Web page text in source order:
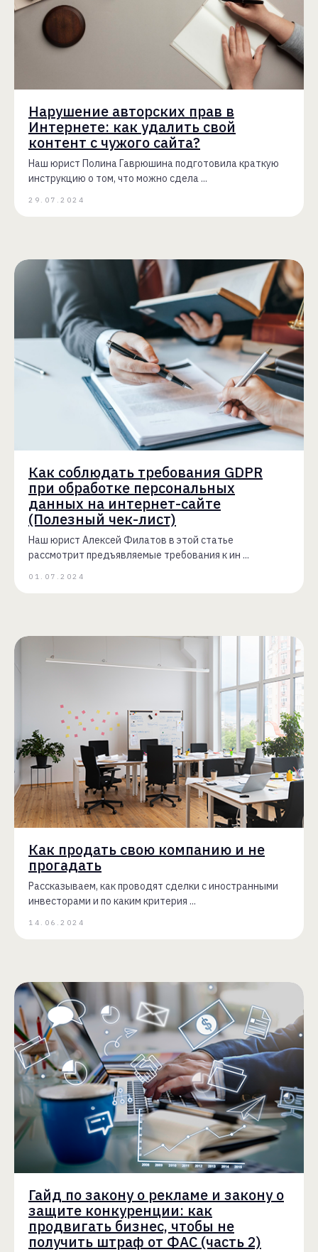
Нарушение авторских прав в
Интернете: как удалить свой
контент с чужого сайта?
Наш юрист Полина Гаврюшина подготовила краткую
инструкцию о том, что можно сдела ...
29.07.2024
Как соблюдать требования GDPR
при обработке персональных
данных на интернет-сайте
(Полезный чек-лист)
Наш юрист Алексей Филатов в этой статье
рассмотрит предъявляемые требования к ин ...
01.07.2024
Как продать свою компанию и не
прогадать
Рассказываем, как проводят сделки с иностранными
инвесторами и по каким критерия ...
14.06.2024
Гайд по закону о рекламе и закону о
защите конкуренции: как
продвигать бизнес, чтобы не
получить штраф от ФАС (часть 2)